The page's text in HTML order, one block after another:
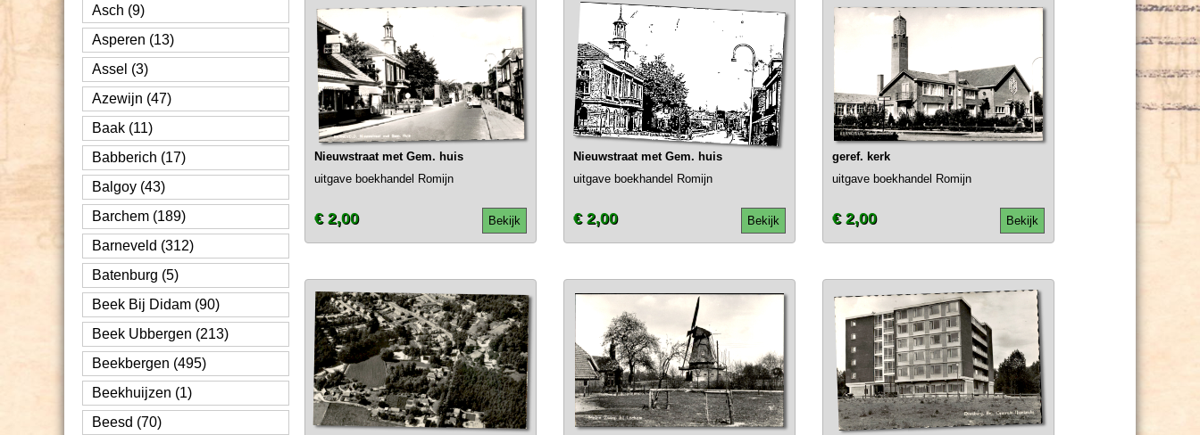
Asch (9)
Asperen (13)
Assel (3)
Azewijn (47)
Baak (11)
Babberich (17)
Balgoy (43)
Barchem (189)
Barneveld (312)
Batenburg (5)
Beek Bij Didam (90)
Beek Ubbergen (213)
Beekbergen (495)
Beekhuijzen (1)
Beesd (70)
Nieuwstraat met Gem. huis
uitgave boekhandel Romijn
Bekijk
€ 2,00
Nieuwstraat met Gem. huis
uitgave boekhandel Romijn
Bekijk
€ 2,00
geref. kerk
uitgave boekhandel Romijn
Bekijk
€ 2,00